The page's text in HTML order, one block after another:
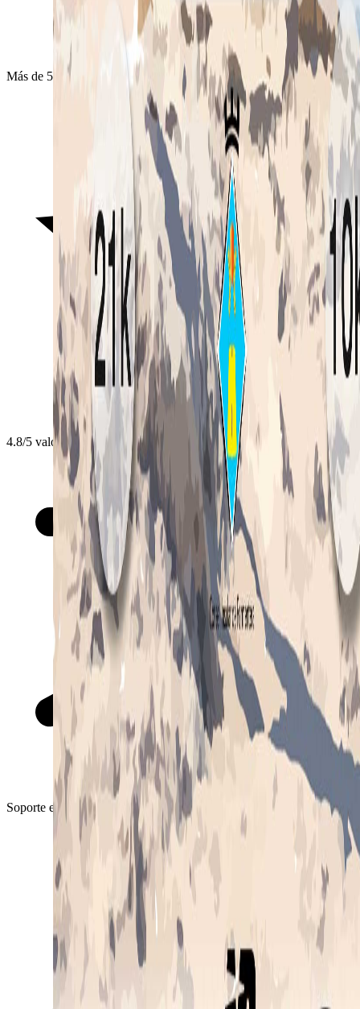
Más de 500 eventos exitosos
4.8/5 valoración de organizadores
Soporte en español